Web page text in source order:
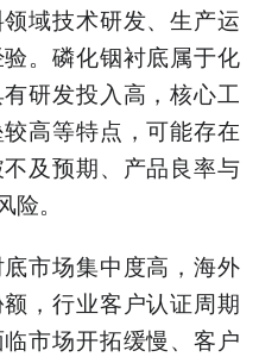
域技术研发、生产运
。磷化铟衬底属于化
研发投入高，核心工
高等特点，可能存在
及预期、产品良率与
。
市场集中度高，海外
，行业客户认证周期
市场开拓缓慢、客户